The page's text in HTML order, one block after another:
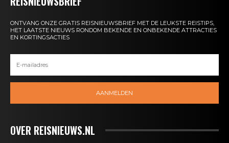
ONTVANG ONZE GRATIS REISNIEUWSBRIEF MET DE LEUKSTE REISTIPS,
HET LAATSTE NIEUWS RONDOM BEKENDE EN ONBEKENDE ATTRACTIES
EN KORTINGSACTIES
AANMELDEN
OVER REISNIEUWS.NL